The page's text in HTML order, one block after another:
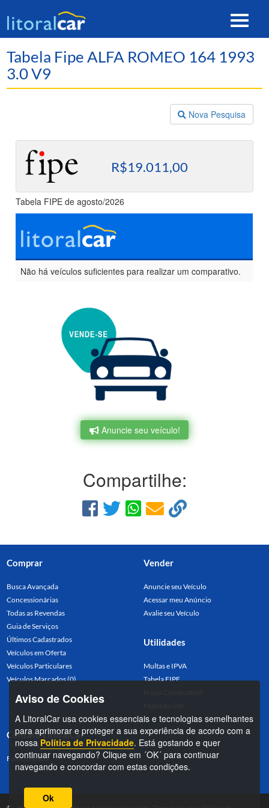
Toggle
Tabela Fipe ALFA ROMEO 164 1993
3.0 V9
Nova Pesquisa
R$19.011,00
Tabela FIPE de agosto/2026
Não há veículos suficientes para realizar um comparativo.
Anuncie seu veículo!
Compartilhe:
Comprar
Busca Avançada
Concessionárias
Todas as Revendas
Guia de Serviços
Últimos Cadastrados
Veículos em Oferta
Veículos Particulares
Veículos Marcados (0)
Vender
Anuncie seu Veículo
Acessar meu Anúncio
Avalie seu Veículo
Utilidades
Multas e IPVA
Tabela FIPE
Contato LitoralCar
Fale conosco
Aviso de Cookies
A LitoralCar usa cookies essenciais e tecnologias semelhantes
para aprimorar e proteger a sua experiência de acordo com a
nossa Política de Privacidade. Está gostando e quer
continuar navegando? Clique em ´OK´ para continuar
navegando e concordar com estas condições.
Ok